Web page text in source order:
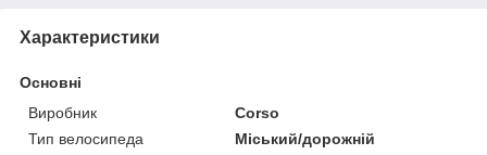
Характеристики
Основні
Виробник
Corso
Тип велосипеда
Міський/дорожній